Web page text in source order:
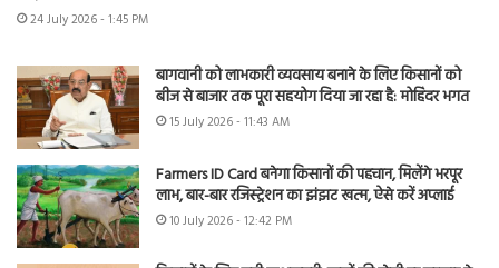
24 July 2026 - 1:45 PM
बागवानी को लाभकारी व्यवसाय बनाने के लिए किसानों को
बीज से बाजार तक पूरा सहयोग दिया जा रहा है: मोहिंदर भगत
15 July 2026 - 11:43 AM
Farmers ID Card बनेगा किसानों की पहचान, मिलेंगे भरपूर
लाभ, बार-बार रजिस्ट्रेशन का झंझट खत्म, ऐसे करें अप्लाई
10 July 2026 - 12:42 PM